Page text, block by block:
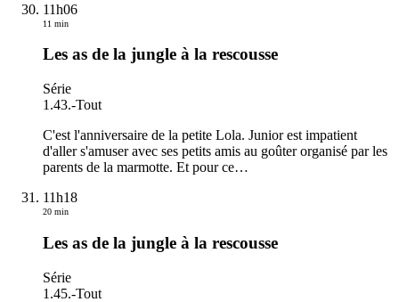
11h06
11 min
Les as de la jungle à la rescousse
Série
1.43.-Tout
C'est l'anniversaire de la petite Lola. Junior est impatient
d'aller s'amuser avec ses petits amis au goûter organisé par les
parents de la marmotte. Et pour ce…
11h18
20 min
Les as de la jungle à la rescousse
Série
1.45.-Tout